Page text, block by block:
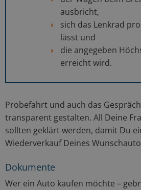
ausbricht,
sich das Lenkrad
lässt und
die angegeben
erreicht wird.
Probefahrt und auch das
transparent gestalten. All Deine
sollten geklärt werden, damit Du
Wiederverkauf Deines
Dokumente
Wer ein Auto kaufen möchte –